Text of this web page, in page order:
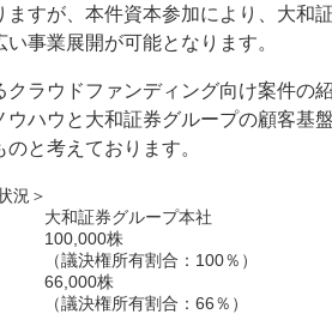
すが、本件資本参加により、大和
事業展開が可能となります。
ラウドファンディング向け案件の
ハウと大和証券グループの顧客基
と考えております。
況＞
大和証券グループ本社
100,000株
（議決権所有割合：100％）
66,000株
（議決権所有割合：66％）